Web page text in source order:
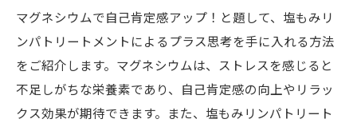
マグネシウムで自己肯定感アップ！と題して、塩もみリ
ンパトリートメントによるプラス思考を手に入れる方法
をご紹介します。マグネシウムは、ストレスを感じると
不足しがちな栄養素であり、自己肯定感の向上やリラッ
クス効果が期待できます。また、塩もみリンパトリート